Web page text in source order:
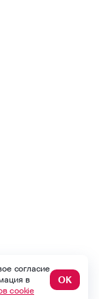
согласие
в
cookie
ОК